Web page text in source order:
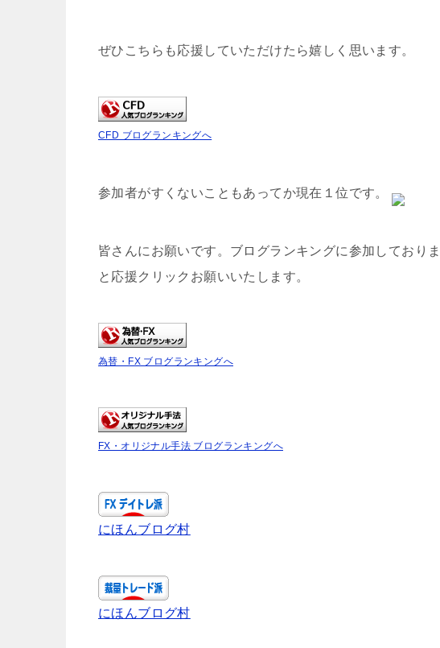
ぜひこちらも応援していただけたら嬉しく思います。
CFD ブログランキングへ
参加者がすくないこともあってか現在１位です。
皆さんにお願いです。ブログランキングに参加しており
と応援クリックお願いいたします。
為替・FX ブログランキングへ
FX・オリジナル手法 ブログランキングへ
にほんブログ村
にほんブログ村